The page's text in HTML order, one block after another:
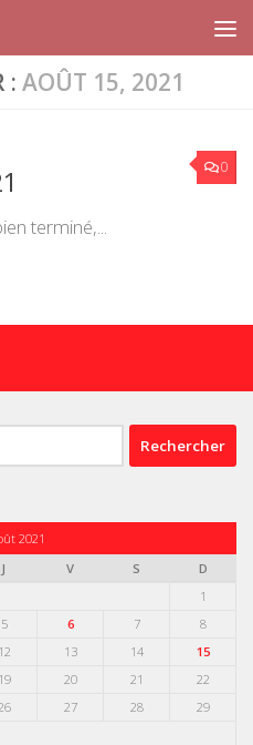
: AOÛT 15, 2021
0
terminé,...
2021
J V S
D
1
5 6 7
8
12 13 14
15
19 20 21
22
27 28
29